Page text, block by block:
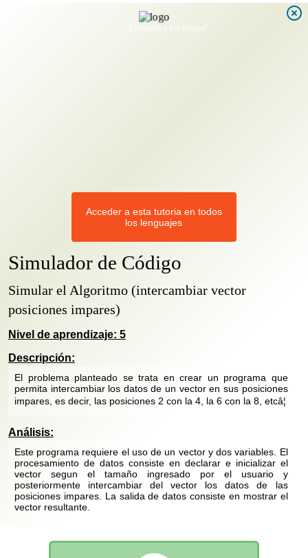
"Encamina tus Metas"
Acceder a esta tutoria en todos
los lenguajes
Simulador de Código
Simular el Algoritmo (intercambiar vector
posiciones impares)
Nivel de aprendizaje: 5
Descripción:
El problema planteado se trata en crear un programa que
permita intercambiar los datos de un vector en sus posiciones
impares, es decir, las posiciones 2 con la 4, la 6 con la 8, etcâ¦
Análisis:
Este programa requiere el uso de un vector y dos variables. El
procesamiento de datos consiste en declarar e inicializar el
vector segun el tamaño ingresado por el usuario y
posteriormente intercambiar del vector los datos de las
posiciones impares. La salida de datos consiste en mostrar el
vector resultante.